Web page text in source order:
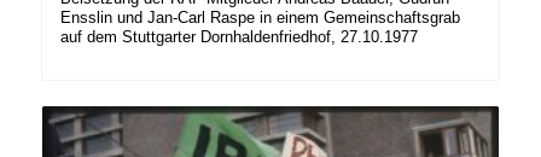
Ensslin und Jan-Carl Raspe in einem Gemeinschaftsgrab
auf dem Stuttgarter Dornhaldenfriedhof, 27.10.1977